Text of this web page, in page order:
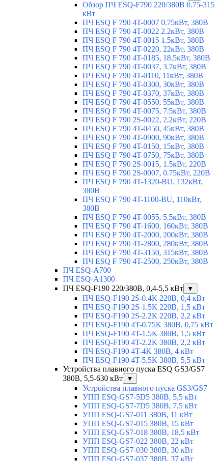
Обзор ПЧ ESQ-F790 220/380В 0.75-315
кВт
ПЧ ESQ F 790 4T-0007 0.75кВт, 380В
ПЧ ESQ F 790 4T-0022 2.2кВт, 380В
ПЧ ESQ F 790 4T-0015 1.5кВт, 380В
ПЧ ESQ F 790 4T-0220, 22кВт, 380В
ПЧ ESQ F 790 4T-0185, 18.5кВт, 380В
ПЧ ESQ F 790 4T-0037, 3.7кВт, 380В
ПЧ ESQ F 790 4T-0110, 11кВт, 380В
ПЧ ESQ F 790 4T-0300, 30кВт, 380В
ПЧ ESQ F 790 4T-0370, 37кВт, 380В
ПЧ ESQ F 790 4T-0550, 55кВт, 380В
ПЧ ESQ F 790 4T-0075, 7.5кВт, 380В
ПЧ ESQ F 790 2S-0022, 2.2кВт, 220В
ПЧ ESQ F 790 4T-0450, 45кВт, 380В
ПЧ ESQ F 790 4T-0900, 90кВт, 380В
ПЧ ESQ F 790 4T-0150, 15кВт, 380В
ПЧ ESQ F 790 4T-0750, 75кВт, 380В
ПЧ ESQ F 790 2S-0015, 1.5кВт, 220В
ПЧ ESQ F 790 2S-0007, 0.75кВт, 220В
ПЧ ESQ F 790 4T-1320-BU, 132кВт,
380В
ПЧ ESQ F 790 4T-1100-BU, 110кВт,
380В
ПЧ ESQ F 790 4T-0055, 5.5кВт, 380В
ПЧ ESQ F 790 4T-1600, 160кВт, 380В
ПЧ ESQ F 790 4T-2000, 200кВт, 380В
ПЧ ESQ F 790 4T-2800, 280кВт, 380В
ПЧ ESQ F 790 4T-3150, 315кВт, 380В
ПЧ ESQ F 790 4T-2500, 250кВт, 380В
ПЧ ESQ-A700
ПЧ ESQ-A1300
ПЧ ESQ-F190 220/380В, 0,4-5,5 кВт
▼
ПЧ ESQ-F190 2S-0.4K 220В, 0,4 кВт
ПЧ ESQ-F190 2S-1.5K 220В, 1,5 кВт
ПЧ ESQ-F190 2S-2.2K 220В, 2,2 кВт
ПЧ ESQ-F190 4T-0.75K 380В, 0,75 кВт
ПЧ ESQ-F190 4T-1.5K 380В, 1,5 кВт
ПЧ ESQ-F190 4T-2.2K 380В, 2,2 кВт
ПЧ ESQ-F190 4T-4K 380В, 4 кВт
ПЧ ESQ-F190 4T-5.5K 380В, 5,5 кВт
Устройства плавного пуска ESQ GS3/GS7
380В, 5,5-630 кВт
▼
Устройства плавного пуска GS3/GS7
УПП ESQ-GS7-5D5 380В, 5,5 кВт
УПП ESQ-GS7-7D5 380В, 7,5 кВт
УПП ESQ-GS7-011 380В, 11 кВт
УПП ESQ-GS7-015 380В, 15 кВт
УПП ESQ-GS7-018 380В, 18,5 кВт
УПП ESQ-GS7-022 380В, 22 кВт
УПП ESQ-GS7-030 380В, 30 кВт
УПП ESQ-GS7-037 380В, 37 кВт